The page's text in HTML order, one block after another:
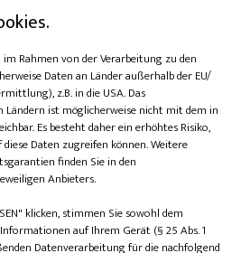
ist eine familiäre
legt. Wir packen an und
beim Tombola-Verpacken“, sagt
Doch bei aller Leichtigkeit war
Töne: Als Parlar in seiner Rede
eigenen Familie sprach, wurde es
das ehrliche Mitgefühl, all das
die Erinnerung an ein gelungenes
Rahmen von der Verarbeitung zu den
Daten an Länder außerhalb der EU/
z.B. in die USA. Das
Ländern ist möglicherweise nicht mit dem in
Es besteht daher ein erhöhtes Risiko,
Daten zugreifen können. Weitere
finden Sie in den
Anbieters.
klicken, stimmen Sie sowohl dem
auf Ihrem Gerät (§ 25 Abs. 1
Datenverarbeitung für die nachfolgend